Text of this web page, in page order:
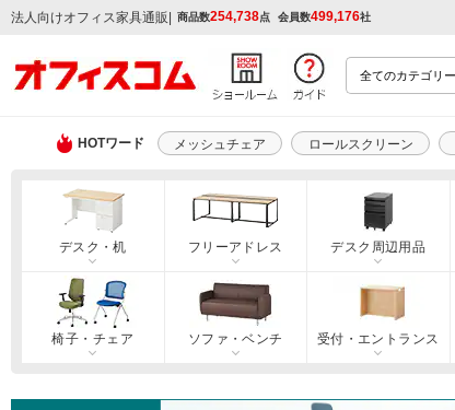
法人向けオフィス家具通販 | 商品数254,738点 会員数499,176社
HOTワード メッシュチェア ロールスクリーン
デスク・机 フリーアドレス デスク周辺用品
椅子・チェア ソファ・ベンチ 受付・エントランス